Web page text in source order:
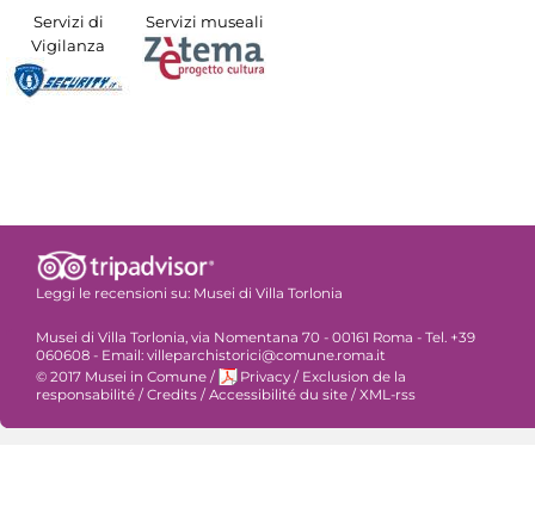
Servizi di
Vigilanza
Servizi museali
Leggi le recensioni su: Musei di Villa Torlonia
Musei di Villa Torlonia, via Nomentana 70 - 00161 Roma - Tel. +39
060608 - Email: villeparchistorici@comune.roma.it
© 2017 Musei in Comune / Privacy / Exclusion de la
responsabilité /Credits /Accessibilité du site /XML-rss